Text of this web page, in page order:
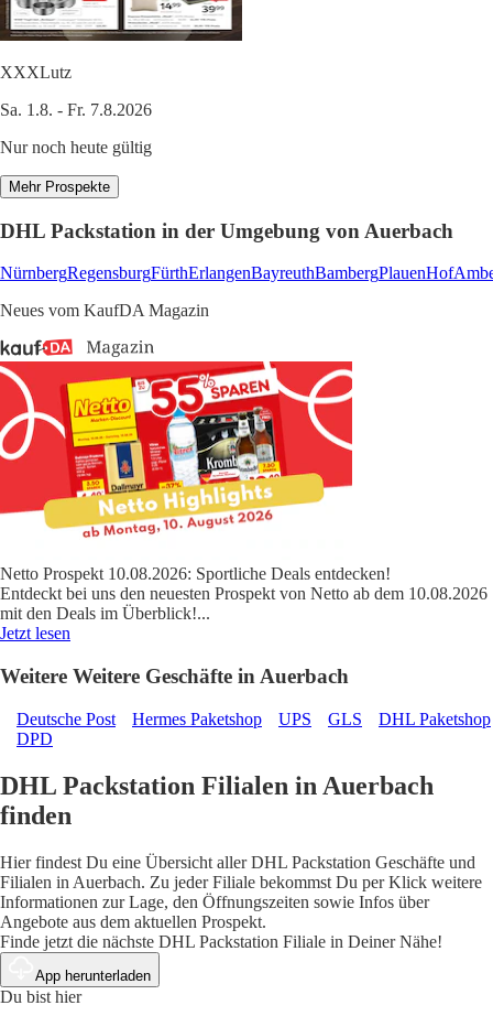
XXXLutz
Sa. 1.8. - Fr. 7.8.2026
Nur noch heute gültig
Mehr Prospekte
DHL Packstation in der Umgebung von Auerbach
NürnbergRegensburgFürthErlangenBayreuthBambergPlauenHof
Neues vom KaufDA Magazin
Netto Prospekt 10.08.2026: Sportliche Deals entdecken!
Entdeckt bei uns den neuesten Prospekt von Netto ab dem 10.08.2026
mit den Deals im Überblick!...
Jetzt lesen
Weitere Weitere Geschäfte in Auerbach
Deutsche Post Hermes Paketshop UPS GLS
DHL Paketshop
DPD
DHL Packstation Filialen in Auerbach
finden
Hier findest Du eine Übersicht aller DHL Packstation Geschäfte und
Filialen in Auerbach. Zu jeder Filiale bekommst Du per Klick weitere
Informationen zur Lage, den Öffnungszeiten sowie Infos über
Angebote aus dem aktuellen Prospekt.
Finde jetzt die nächste DHL Packstation Filiale in Deiner Nähe!
App herunterladen
Du bist hier